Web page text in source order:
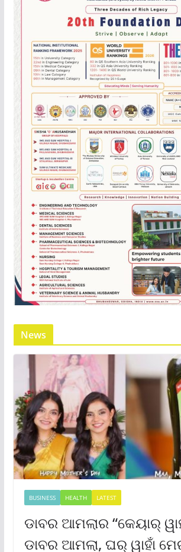
News
BUSINESS HEALTH LATEST
ଡାବର ଆମଲାର “କେୟାର୍
ଡାବର ଆମଲା, ଘର୍ ୱାହାଁ